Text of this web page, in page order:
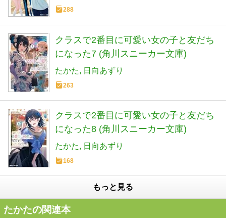
288
クラスで2番目に可愛い女の子と友だち
になった7 (角川スニーカー文庫)
たかた 日向あずり
263
クラスで2番目に可愛い女の子と友だち
になった8 (角川スニーカー文庫)
たかた 日向あずり
168
もっと見る
たかたの関連本